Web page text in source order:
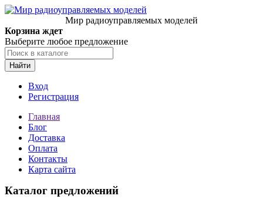
Мир радиоуправляемых моделей
Корзина ждет
Выберите любое предложение
Найти
Вход
Регистрация
Главная
Блог
Доставка
Оплата
Контакты
Карта сайта
Каталог предложений